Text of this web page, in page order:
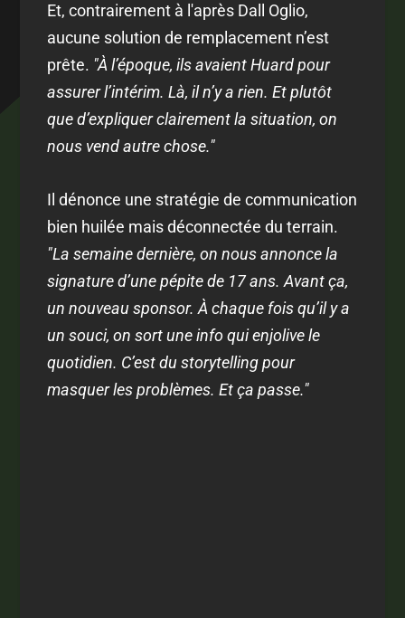
Et, contrairement à l'après Dall Oglio,
aucune solution de remplacement n’est
prête. "À l’époque, ils avaient Huard pour
assurer l’intérim. Là, il n’y a rien. Et plutôt
que d’expliquer clairement la situation, on
nous vend autre chose."
Il dénonce une stratégie de communication
bien huilée mais déconnectée du terrain.
"La semaine dernière, on nous annonce la
signature d’une pépite de 17 ans. Avant ça,
un nouveau sponsor. À chaque fois qu’il y a
un souci, on sort une info qui enjolive le
quotidien. C’est du storytelling pour
masquer les problèmes. Et ça passe."